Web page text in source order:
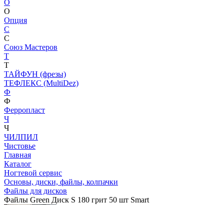
О
О
Опция
С
С
Союз Мастеров
Т
Т
ТАЙФУН (фрезы)
ТЕФЛЕКС (MultiDez)
Ф
Ф
Ферропласт
Ч
Ч
ЧИЛПИЛ
Чистовье
Главная
Каталог
Ногтевой сервис
Основы, диски, файлы, колпачки
Файлы для дисков
Файлы Green Диск S 180 грит 50 шт Smart